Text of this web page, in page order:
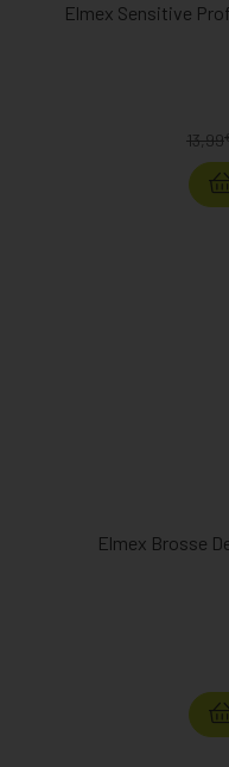
Elmex Sensitive
13,99
Elmex Brosse